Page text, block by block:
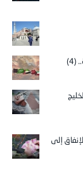
(4)
إلى